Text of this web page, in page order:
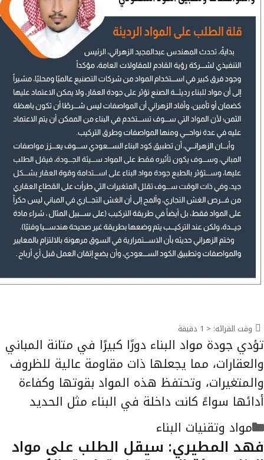
وقت القرائه: < 1 دقيقة
تؤدي جودة مواد البناء دورًا كبيرًا في متانة المباني
والعقارات، مما يجعلها ذات مقاومة عالية للظروف
والمتغيرات، وتحتفظ هذه المواد بقوتها وكفاءة
أدائها سواءً كانت داخلة في البناء مثل الحديد
التصنيفات
مواد وتقنيات البناء
فهد المطيري: سيقل الطلب على مواد